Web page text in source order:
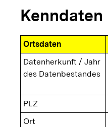
Kenndaten
Ortsdaten
Datenherkunft / Jahr
des Datenbestandes
PLZ
Ort